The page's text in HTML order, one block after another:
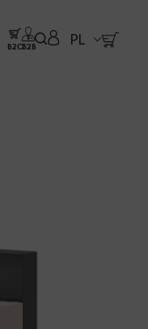
B2CB2B PL